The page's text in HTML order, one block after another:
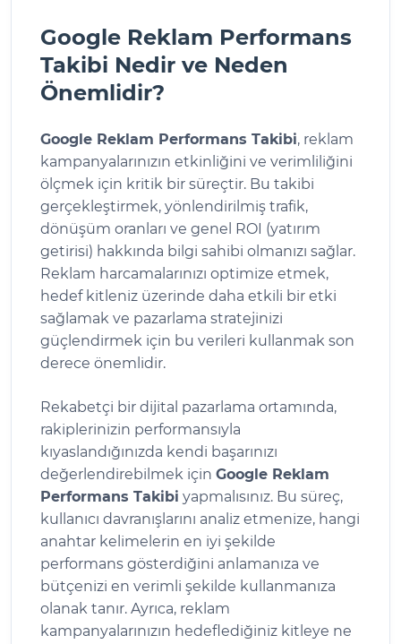
Google Reklam Performans
Takibi Nedir ve Neden
Önemlidir?
Google Reklam Performans Takibi, reklam
kampanyalarınızın etkinliğini ve verimliliğini
ölçmek için kritik bir süreçtir. Bu takibi
gerçekleştirmek, yönlendirilmiş trafik,
dönüşüm oranları ve genel ROI (yatırım
getirisi) hakkında bilgi sahibi olmanızı sağlar.
Reklam harcamalarınızı optimize etmek,
hedef kitleniz üzerinde daha etkili bir etki
sağlamak ve pazarlama stratejinizi
güçlendirmek için bu verileri kullanmak son
derece önemlidir.
Rekabetçi bir dijital pazarlama ortamında,
rakiplerinizin performansıyla
kıyaslandığınızda kendi başarınızı
değerlendirebilmek için Google Reklam
Performans Takibi yapmalısınız. Bu süreç,
kullanıcı davranışlarını analiz etmenize, hangi
anahtar kelimelerin en iyi şekilde
performans gösterdiğini anlamanıza ve
bütçenizi en verimli şekilde kullanmanıza
olanak tanır. Ayrıca, reklam
kampanyalarınızın hedeflediğiniz kitleye ne